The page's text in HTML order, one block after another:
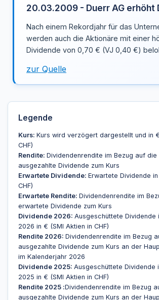
20.03.2009 - Duerr AG erhöht
Nach einem Rekordjahr für das
werden auch die Aktionäre mit einer
Dividende von 0,70 € (VJ 0,40 €)
zur Quelle
Legende
Kurs: Kurs wird verzögert dargestellt und in
CHF)
Rendite: Dividendenrendite im Bezug auf die
ausgezahlte Dividende zum Kurs
Erwartete Dividende: Erwartete Dividende
CHF)
Erwartete Rendite: Dividendenrendite im
erwartete Dividende zum Kurs
Dividende 2026: Ausgeschüttete Dividende
2026 in € (SMI Aktien in CHF)
Rendite 2026: Dividendenrendite im Bezug
ausgezahlte Dividende zum Kurs an der
im Kalenderjahr 2026
Dividende 2025: Ausgeschüttete Dividende
2025 in € (SMI Aktien in CHF)
Rendite 2025 :Dividendenrendite im Bezug
ausgezahlte Dividende zum Kurs an der